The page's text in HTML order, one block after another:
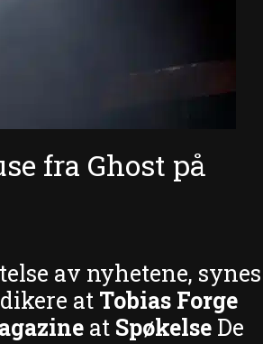
fra Ghost på
av nyhetene, synes
at Tobias Forge
at Spøkelse De